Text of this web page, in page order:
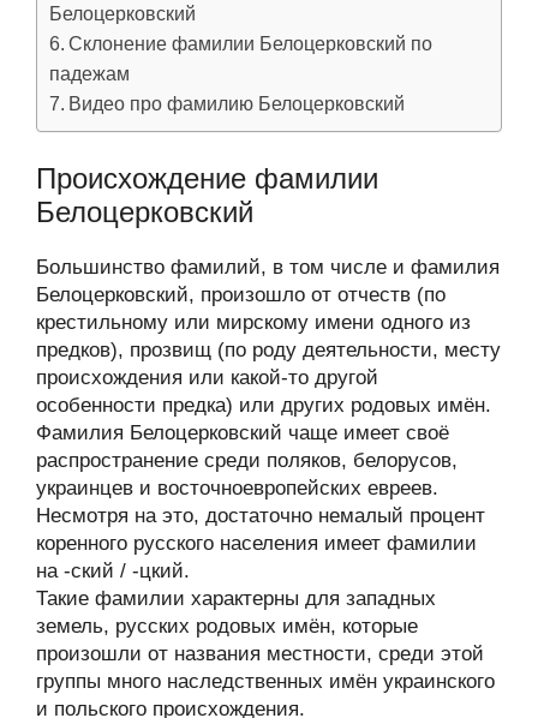
Белоцерковский
Склонение фамилии Белоцерковский по
падежам
Видео про фамилию Белоцерковский
Происхождение фамилии
Белоцерковский
Большинство фамилий, в том числе и фамилия
Белоцерковский, произошло от отчеств (по
крестильному или мирскому имени одного из
предков), прозвищ (по роду деятельности, месту
происхождения или какой-то другой
особенности предка) или других родовых имён.
Фамилия Белоцерковский чаще имеет своё
распространение среди поляков, белорусов,
украинцев и восточноевропейских евреев.
Несмотря на это, достаточно немалый процент
коренного русского населения имеет фамилии
на -ский / -цкий.
Такие фамилии характерны для западных
земель, русских родовых имён, которые
произошли от названия местности, среди этой
группы много наследственных имён украинского
и польского происхождения.